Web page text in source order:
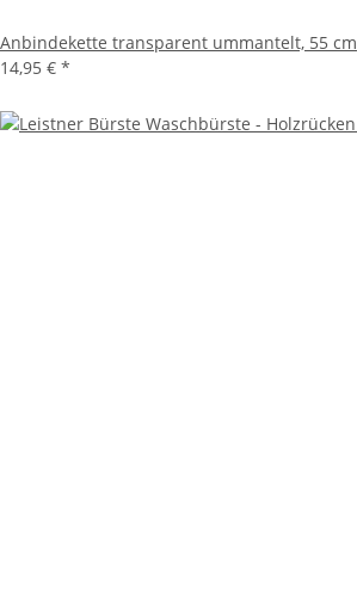
Anbindekette transparent ummantelt, 55 cm
14,95 € *